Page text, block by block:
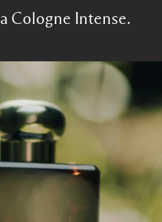
Cologne Intense.